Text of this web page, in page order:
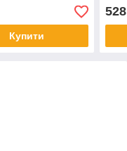
Купити
528